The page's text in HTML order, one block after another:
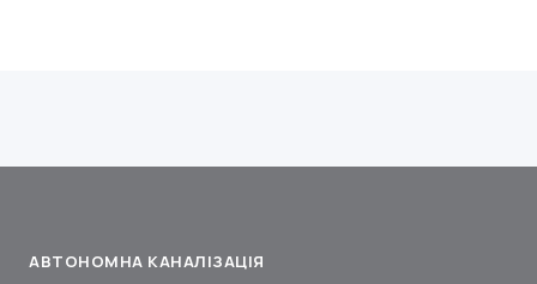
АВТОНОМНА КАНАЛІЗАЦІЯ